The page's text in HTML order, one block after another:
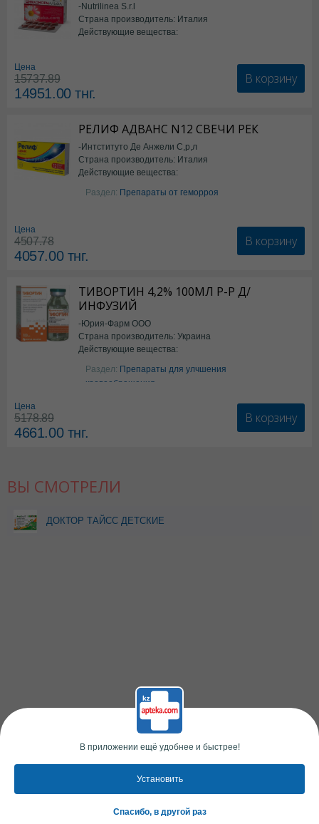
-Nutrilinea S.r.l
Страна производитель: Италия
Действующие вещества:
Цена
15737.89
14951.00тнг.
В корзину
РЕЛИФ АДВАНС N12 СВЕЧИ РЕК
-Интституто Де Анжели С,р,л
Страна производитель: Италия
Действующие вещества:
Бензокаин
Раздел: Препараты от геморроя
Цена
4507.78
4057.00тнг.
В корзину
ТИВОРТИН 4,2% 100МЛ Р-Р Д/
ИНФУЗИЙ
-Юрия-Фарм ООО
Страна производитель: Украина
Действующие вещества:
Аргинин
Раздел: Препараты для улчшения
кровообращения
Цена
5178.89
4661.00тнг.
В корзину
ВЫ СМОТРЕЛИ
ДОКТОР ТАЙСС ДЕТСКИЕ
В приложении ещё удобнее и быстрее!
Установить
Спасибо, в другой раз